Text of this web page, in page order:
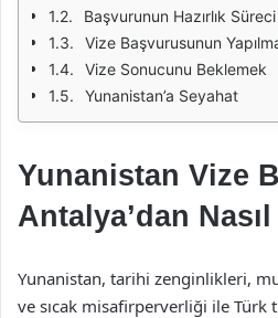
Başvurunun Hazırlık Süreci
Vize Başvurusunun
Vize Sonucunu Beklemek
Yunanistan’a Seyahat
Yunanistan Vize
Antalya’dan Nasıl
Yunanistan, tarihi zenginlikleri,
ve sıcak misafirperverliği ile